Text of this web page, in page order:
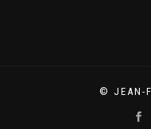
© JEAN-